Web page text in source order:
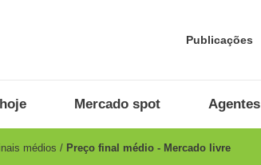
Publicações
Mercado spot Agentes
médios Preço final médio - Mercado livre